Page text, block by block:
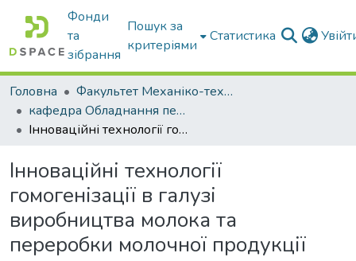
Фонди
та
зібрання
Пошук за
критеріями
Статистика
Головна
Факультет Механіко-технологічний
кафедра Обладнання переробних і харчових виробництв ім. професора Ф.Ю. Ялпачика
Інноваційні технології гомогенізації в галузі виробництва молока та переробки молочної продукції
Інноваційні технології
гомогенізації в галузі
виробництва молока та
переробки молочної продукції